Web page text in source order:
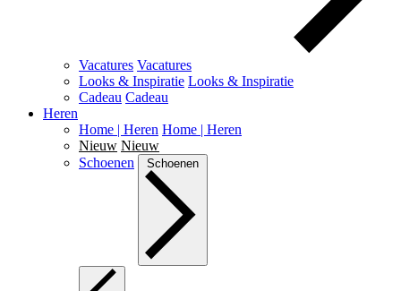
Vacatures Vacatures
Looks & Inspiratie Looks & Inspiratie
Cadeau Cadeau
Heren
Home | Heren Home | Heren
Nieuw Nieuw
Schoenen
Schoenen